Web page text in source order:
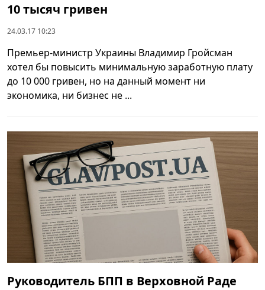
10 тысяч гривен
24.03.17 10:23
Премьер-министр Украины Владимир Гройсман
хотел бы повысить минимальную заработную плату
до 10 000 гривен, но на данный момент ни
экономика, ни бизнес не ...
Руководитель БПП в Верховной Раде